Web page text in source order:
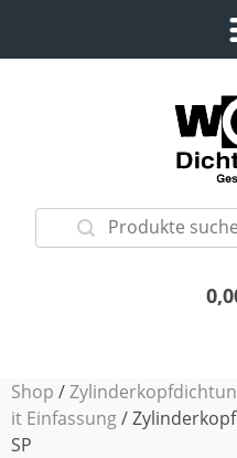
Shop /
it Einfassung/
SP